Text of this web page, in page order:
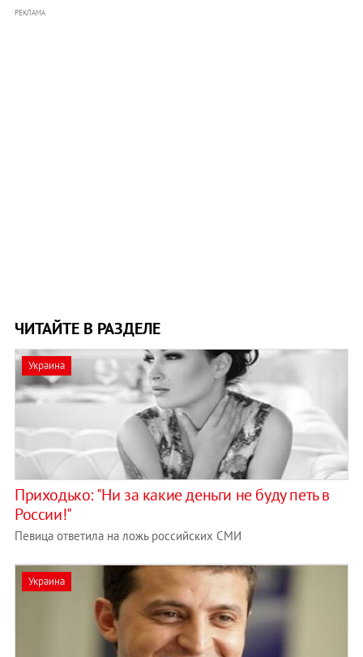
РЕКЛАМА
ЧИТАЙТЕ В РАЗДЕЛЕ
Украина
Приходько: "Ни за какие деньги не буду петь в
России!"
Певица ответила на ложь российских СМИ
Украина